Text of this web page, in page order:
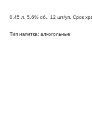
0,45 л. 5,6% об., 12 шт/уп. Срок
Тип напитка: алкогольные